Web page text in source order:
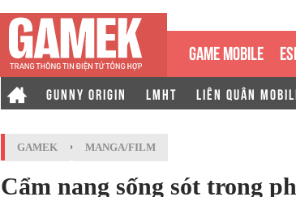
GAME MOBILE
GUNNY ORIGIN LMHT LIÊN QUÂN
GAMEK › MANGA/FILM
Cẩm nang sống sót trong